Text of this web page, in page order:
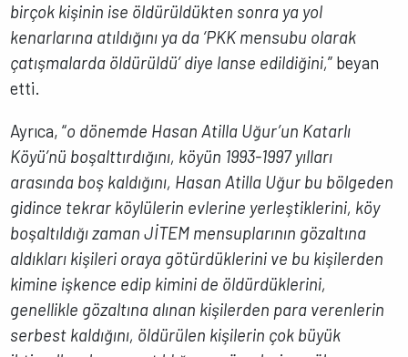
birçok kişinin ise öldürüldükten sonra ya yol
kenarlarına atıldığını ya da ‘PKK mensubu olarak
çatışmalarda öldürüldü’ diye lanse edildiğini,” beyan
etti.
Ayrıca, “o dönemde Hasan Atilla Uğur’un Katarlı
Köyü’nü boşalttırdığını, köyün 1993-1997 yılları
arasında boş kaldığını, Hasan Atilla Uğur bu bölgeden
gidince tekrar köylülerin evlerine yerleştiklerini, köy
boşaltıldığı zaman JİTEM mensuplarının gözaltına
aldıkları kişileri oraya götürdüklerini ve bu kişilerden
kimine işkence edip kimini de öldürdüklerini,
genellikle gözaltına alınan kişilerden para verenlerin
serbest kaldığını, öldürülen kişilerin çok büyük